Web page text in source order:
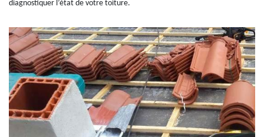
diagnostiquer l’état de votre toiture.